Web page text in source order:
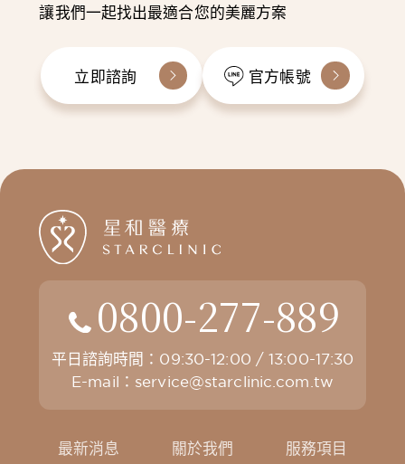
讓我們一起找出最適合您的美麗方案
立即諮詢 官方帳號
0800-277-889
平日諮詢時間：09:30-12:00 / 13:00-17:30
E-mail： service@starclinic.com.tw
最新消息 關於我們 服務項目